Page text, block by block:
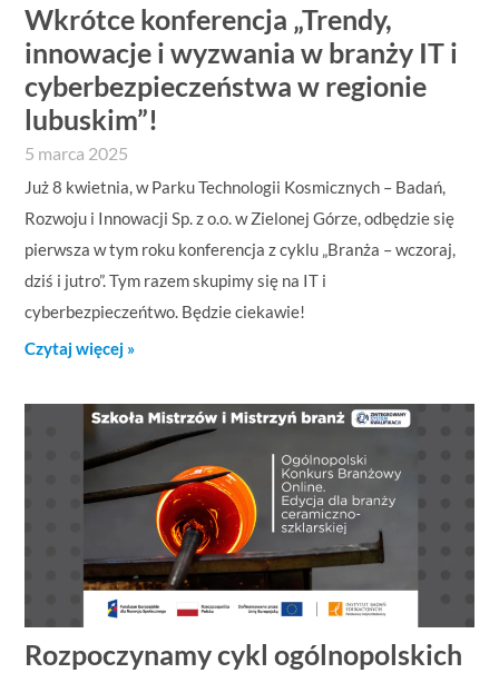
Wkrótce konferencja „Trendy,
innowacje i wyzwania w branży IT i
cyberbezpieczeństwa w regionie
lubuskim”!
5 marca 2025
Już 8 kwietnia, w Parku Technologii Kosmicznych – Badań,
Rozwoju i Innowacji Sp. z o.o. w Zielonej Górze, odbędzie się
pierwsza w tym roku konferencja z cyklu „Branża – wczoraj,
dziś i jutro”. Tym razem skupimy się na IT i
cyberbezpieczeńtwo. Będzie ciekawie!
Czytaj więcej »
Rozpoczynamy cykl ogólnopolskich